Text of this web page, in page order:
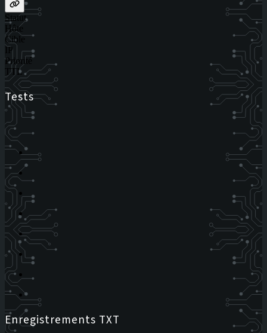
Statut
Hôte
Cible
IP
Priorité
TTL
Tests
Enregistrements TXT